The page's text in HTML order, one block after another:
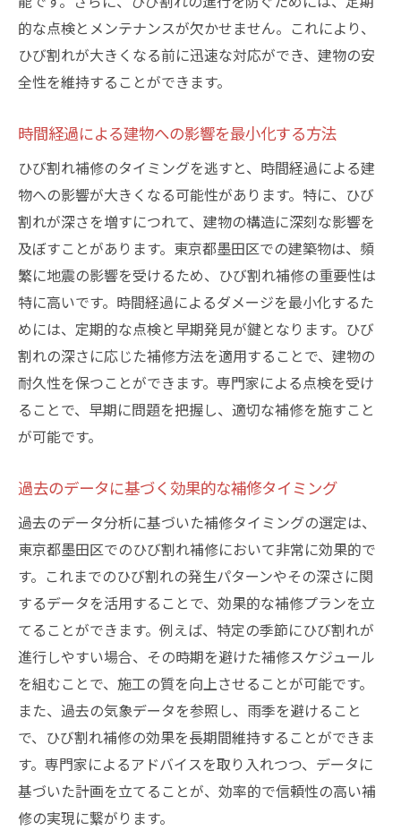
的な点検とメンテナンスが欠かせません。これにより、
ひび割れが大きくなる前に迅速な対応ができ、建物の安
全性を維持することができます。
時間経過による建物への影響を最小化する方法
ひび割れ補修のタイミングを逃すと、時間経過による建
物への影響が大きくなる可能性があります。特に、ひび
割れが深さを増すにつれて、建物の構造に深刻な影響を
及ぼすことがあります。東京都墨田区での建築物は、頻
繁に地震の影響を受けるため、ひび割れ補修の重要性は
特に高いです。時間経過によるダメージを最小化するた
めには、定期的な点検と早期発見が鍵となります。ひび
割れの深さに応じた補修方法を適用することで、建物の
耐久性を保つことができます。専門家による点検を受け
ることで、早期に問題を把握し、適切な補修を施すこと
が可能です。
過去のデータに基づく効果的な補修タイミング
過去のデータ分析に基づいた補修タイミングの選定は、
東京都墨田区でのひび割れ補修において非常に効果的で
す。これまでのひび割れの発生パターンやその深さに関
するデータを活用することで、効果的な補修プランを立
てることができます。例えば、特定の季節にひび割れが
進行しやすい場合、その時期を避けた補修スケジュール
を組むことで、施工の質を向上させることが可能です。
また、過去の気象データを参照し、雨季を避けること
で、ひび割れ補修の効果を長期間維持することができま
す。専門家によるアドバイスを取り入れつつ、データに
基づいた計画を立てることが、効率的で信頼性の高い補
修の実現に繋がります。